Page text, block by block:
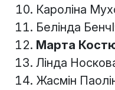
Кароліна
Белінда
Марта
Лінда
Жасмін